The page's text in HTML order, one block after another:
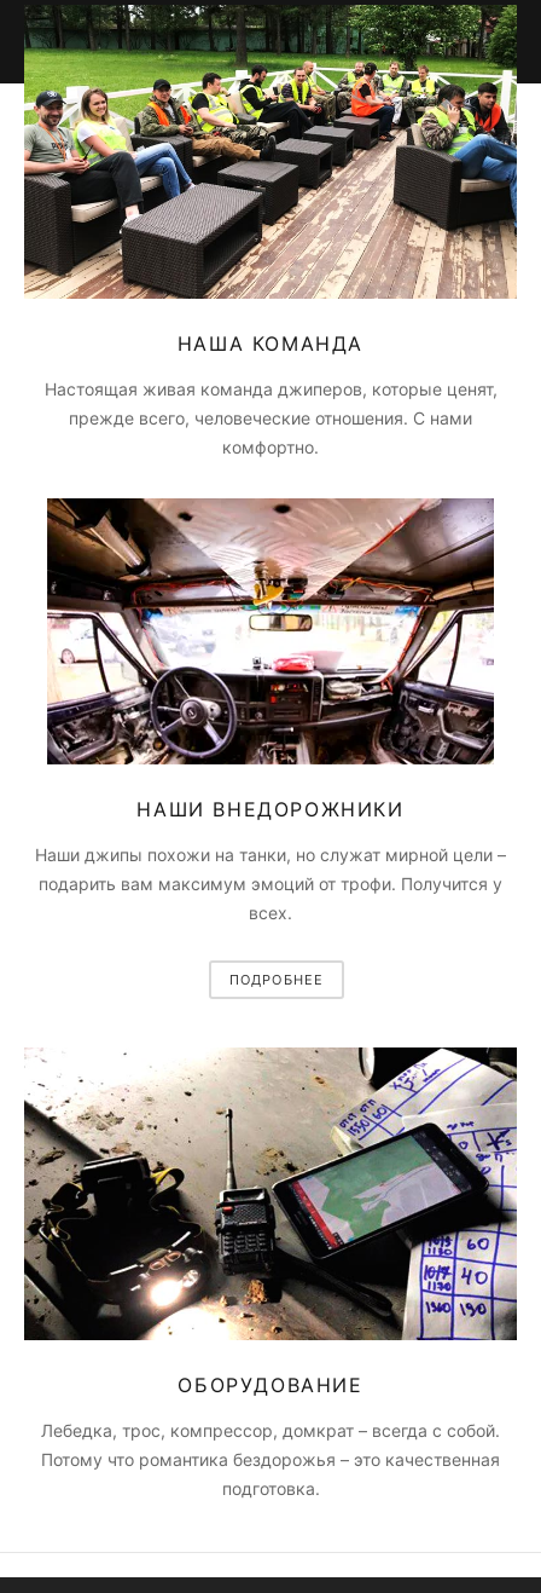
НАША КОМАНДА
Настоящая живая команда джиперов, которые ценят,
прежде всего, человеческие отношения. С нами
комфортно.
НАШИ ВНЕДОРОЖНИКИ
Наши джипы похожи на танки, но служат мирной цели –
подарить вам максимум эмоций от трофи. Получится у
всех.
ПОДРОБНЕЕ
ОБОРУДОВАНИЕ
Лебедка, трос, компрессор, домкрат – всегда с собой.
Потому что романтика бездорожья – это качественная
подготовка.